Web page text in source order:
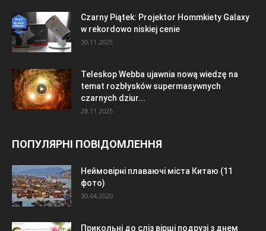
Czarny Piątek: Projektor Hommkiety Galaxy
w rekordowo niskiej cenie
30.11.2025
Teleskop Webba ujawnia nową wiedzę na
temat rozbłysków supermasywnych
czarnych dziur...
28.11.2025
ПОПУЛЯРНІ ПОВІДОМЛЕННЯ
Неймовірні плаваючі міста Китаю (11
фото)
30.04.2020
Прикольні до сліз вірші подрузі з днем